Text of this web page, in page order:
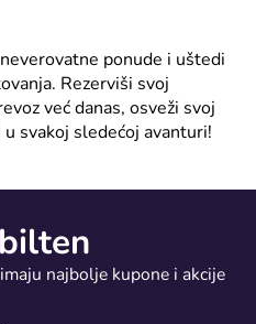
ponude i uštedi
Rezerviši svoj
već danas, osveži svoj
svakoj sledećoj avanturi!
najbolje kupone i akcije